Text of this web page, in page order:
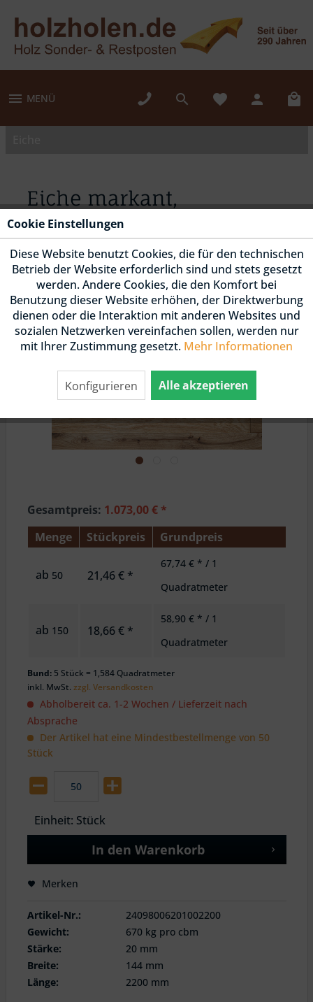
MENÜ
Eiche markant,
MASSIVHOLZDIELE,
SYSTEM, 4-seitig gefast,
geölt
Gesamtpreis: 1.073,00€ *
Menge
Stückpreis Grundpreis
ab 50 21,46 € *
67,74 € * / 1
Quadratmeter
ab 150 18,66 € *
58,90 € * / 1
Quadratmeter
Bund: 5 Stück = 1,584 Quadratmeter
inkl. MwSt. zzgl. Versandkosten
Abholbereit ca. 1-2 Wochen / Lieferzeit nach
Absprache
Der Artikel hat eine Mindestbestellmenge von 50
Stück
Einheit: Stück
In den Warenkorb
Merken
Artikel-Nr.:
24098006201002200
Gewicht:
670 kg pro cbm
Stärke:
20 mm
Breite:
144 mm
Länge:
2200 mm
Cookie Einstellungen
Diese Website benutzt Cookies, die für den technischen
Betrieb der Website erforderlich sind und stets gesetzt
werden. Andere Cookies, die den Komfort bei
Benutzung dieser Website erhöhen, der Direktwerbung
dienen oder die Interaktion mit anderen Websites und
sozialen Netzwerken vereinfachen sollen, werden nur
mit Ihrer Zustimmung gesetzt. Mehr Informationen
Alle akzeptieren
Konfigurieren